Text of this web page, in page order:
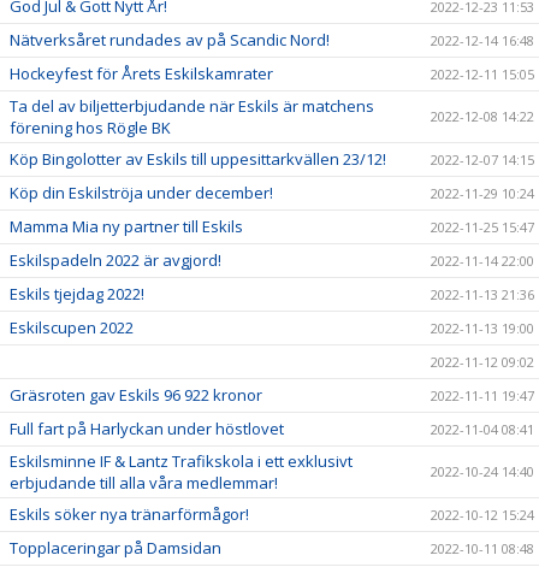
God Jul & Gott Nytt År! 2022-12-23 11:53
Nätverksåret rundades av på Scandic Nord! 2022-12-14 16:48
Hockeyfest för Årets Eskilskamrater 2022-12-11 15:05
Ta del av biljetterbjudande när Eskils är matchens
förening hos Rögle BK
2022-12-08 14:22
Köp Bingolotter av Eskils till uppesittarkvällen 23/12! 2022-12-07 14:15
Köp din Eskilströja under december! 2022-11-29 10:24
Mamma Mia ny partner till Eskils 2022-11-25 15:47
Eskilspadeln 2022 är avgjord! 2022-11-14 22:00
Eskils tjejdag 2022! 2022-11-13 21:36
Eskilscupen 2022
2022-11-13 19:00
2022-11-12 09:02
Gräsroten gav Eskils 96 922 kronor 2022-11-11 19:47
Full fart på Harlyckan under höstlovet 2022-11-04 08:41
Eskilsminne IF & Lantz Trafikskola i ett exklusivt
erbjudande till alla våra medlemmar!
2022-10-24 14:40
Eskils söker nya tränarförmågor! 2022-10-12 15:24
Topplaceringar på Damsidan 2022-10-11 08:48